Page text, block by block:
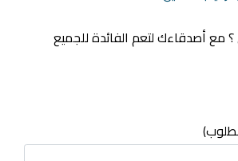
مع أصدقاءك لتعم الفائدة للجميع